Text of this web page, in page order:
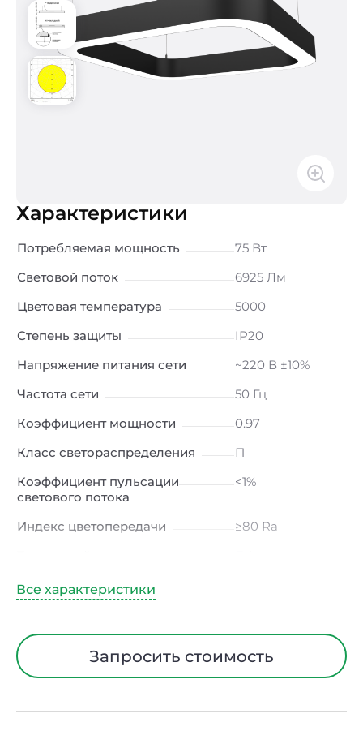
Характеристики
Потребляемая мощность
75 Вт
Световой поток
6925 Лм
Цветовая температура
5000
Степень защиты
IP20
Напряжение питания сети
~220 В ±10%
Частота сети
50 Гц
Коэффициент мощности
0.97
Класс светораспределения
П
Коэффициент пульсации
светового потока
<1%
Индекс цветопередачи
≥80 Ra
Угол рассеивания
Диапазон рабочих
температурЗапросить стоимость